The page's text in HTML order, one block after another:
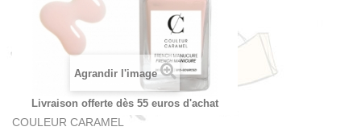
Agrandir l'image
Livraison offerte dès 55 euros d'achat
COULEUR CARAMEL